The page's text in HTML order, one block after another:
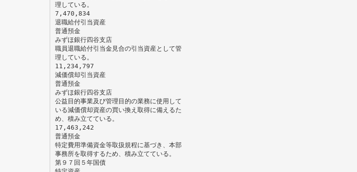
理している。
7,470,834
退職給付引当資産
普通預金
みずほ銀行四谷支店
職員退職給付引当金見合の引当資産として管
理している。
11,234,797
減価償却引当資産
普通預金
みずほ銀行四谷支店
公益目的事業及び管理目的の業務に使用して
いる減価償却資産の買い換え取得に備えるた
め、積み立てている。
17,463,242
普通預金
特定費用準備資金等取扱規程に基づき、本部
事務所を取得するため、積み立てている。
第９７回５年国債